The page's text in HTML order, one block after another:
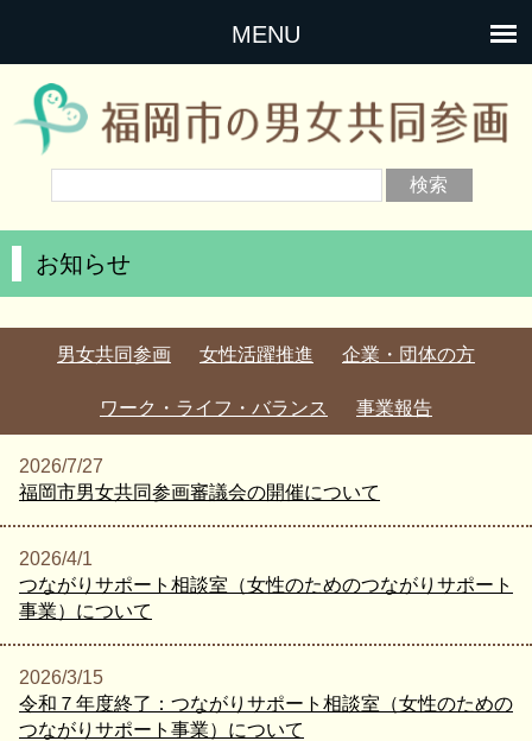
MENU
お知らせ
男女共同参画 女性活躍推進 企業・団体の方
ワーク・ライフ・バランス 事業報告
2026/7/27
福岡市男女共同参画審議会の開催について
2026/4/1
つながりサポート相談室（女性のためのつながりサポート
事業）について
2026/3/15
令和７年度終了：つながりサポート相談室（女性のための
つながりサポート事業）について